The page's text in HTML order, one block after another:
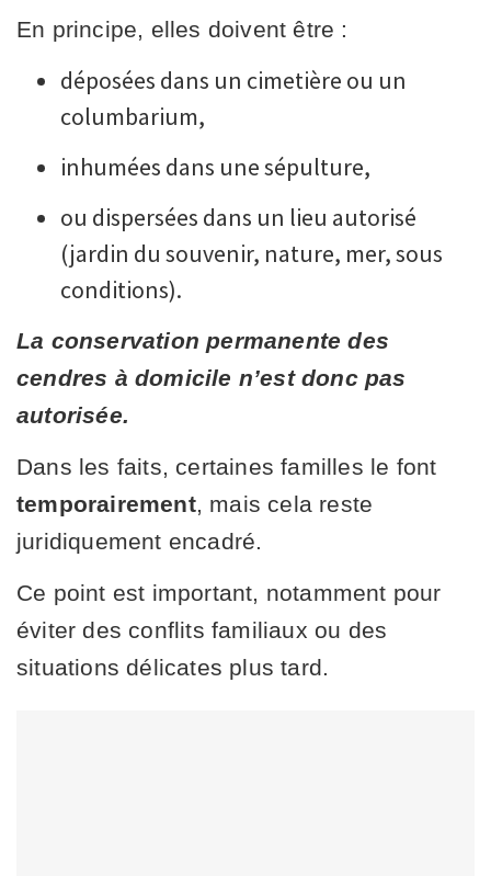
En principe, elles doivent être :
déposées dans un cimetière ou un
columbarium,
inhumées dans une sépulture,
ou dispersées dans un lieu autorisé
(jardin du souvenir, nature, mer, sous
conditions).
La conservation permanente des
cendres à domicile n’est donc pas
autorisée.
Dans les faits, certaines familles le font
temporairement, mais cela reste
juridiquement encadré.
Ce point est important, notamment pour
éviter des conflits familiaux ou des
situations délicates plus tard.